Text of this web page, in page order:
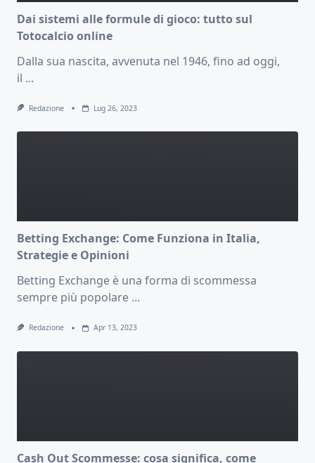
Dai sistemi alle formule di gioco: tutto sul
Totocalcio online
Dalla sua nascita, avvenuta nel 1946, fino ad oggi,
il ...
Redazione Lug 26, 2023
Betting Exchange: Come Funziona in Italia,
Strategie e Opinioni
Betting Exchange è una forma di scommessa
sempre più popolare ...
Redazione Apr 13, 2023
Cash Out Scommesse: cosa significa, come